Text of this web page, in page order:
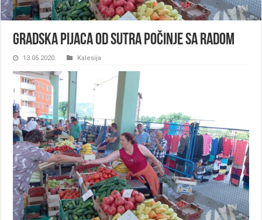
Gradska pijaca od sutra počinje sa radom
13.05.2020. Kalesija